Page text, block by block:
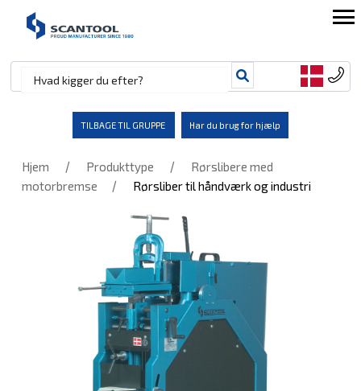
TILBAGE TIL GRUPPE Har du brug for hjælp
Hjem / Produkttype /
Rørslibere med
motorbremse
/ Rørsliber til håndværk og industri